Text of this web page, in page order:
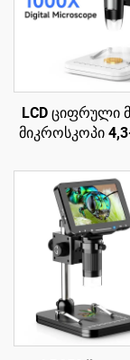
LCD ციფრული
მიკროსკოპი
მონეტის